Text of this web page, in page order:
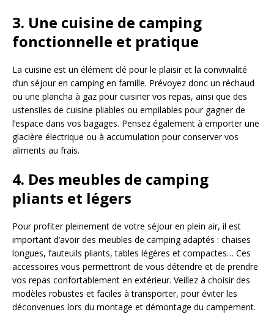
3. Une cuisine de camping
fonctionnelle et pratique
La cuisine est un élément clé pour le plaisir et la convivialité
d’un séjour en camping en famille. Prévoyez donc un réchaud
ou une plancha à gaz pour cuisiner vos repas, ainsi que des
ustensiles de cuisine pliables ou empilables pour gagner de
l’espace dans vos bagages. Pensez également à emporter une
glacière électrique ou à accumulation pour conserver vos
aliments au frais.
4. Des meubles de camping
pliants et légers
Pour profiter pleinement de votre séjour en plein air, il est
important d’avoir des meubles de camping adaptés : chaises
longues, fauteuils pliants, tables légères et compactes… Ces
accessoires vous permettront de vous détendre et de prendre
vos repas confortablement en extérieur. Veillez à choisir des
modèles robustes et faciles à transporter, pour éviter les
déconvenues lors du montage et démontage du campement.